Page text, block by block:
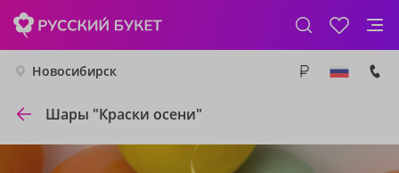
Новосибирск
Шары "Краски осени"